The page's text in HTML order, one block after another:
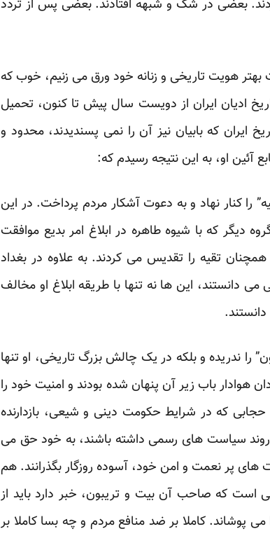
بعضی در شک و شبهه افتادند. بعضی پس از تردد
بهتر هویت تاریخی و زنانه خود ورق می زنیم، خوب که
ادیان ایران از دویست سال پیش تا کنون، تحمیل
ایران که بابیان نیز آن را نمی پسندیدند، محدود و
او، به این نتیجه رسیدم که:
در کربلا بود، “تقیه” را کنار نهاد و به دعوت آشکار مردم پرداخت. در این
دیگر که با شیوه طاهره در ابلاغ امر بدیع موافقت
همچنان تقیه را تقدیس می کردند. به علاوه در بغداد
می دانستند، این ها نه تنها با طریقه ابلاغ او مخالف
ندریده و بلکه در یک چالش بزرگ تاریخی، او تنها
هوادار باب زیر آن پنهان شده بودند و امنیت خود را
که در شرایط حکومت دینی و شیعی، بازدارنده
روند سیاست های رسمی داشته باشند، به خود حق می
های پر نعمت و امن خود، آسوده روزگار بگذرانند. هم
و تریبونی است که صاحب آن بیت و تریبون، خبر دارد باید از
پوشاند. کاملا بر ضد منافع مردم و چه بسا کاملا بر